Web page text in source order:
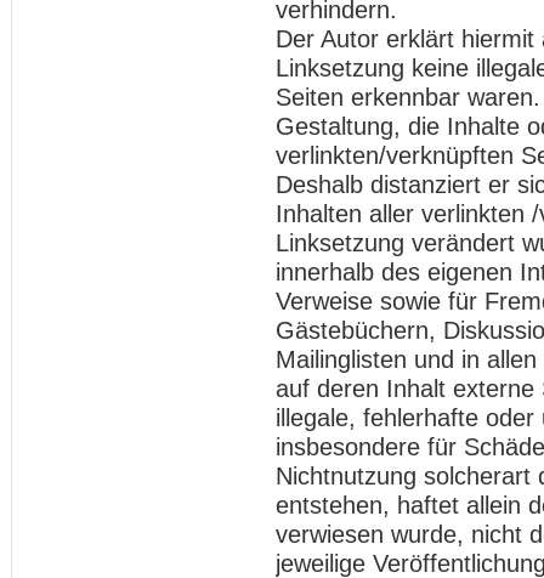
verhindern.
Der Autor erklärt
Linksetzung keine
Seiten erkennbar
Gestaltung, die Inhalte
verlinkten/verknüpften
Deshalb distanziert er
Inhalten aller verlinkten
Linksetzung verändert
innerhalb des eigenen
Verweise sowie für
Gästebüchern,
Mailinglisten und in
auf deren Inhalt externe
illegale, fehlerhafte
insbesondere für
Nichtnutzung solcherart
entstehen, haftet allein
verwiesen wurde, nicht
jeweilige